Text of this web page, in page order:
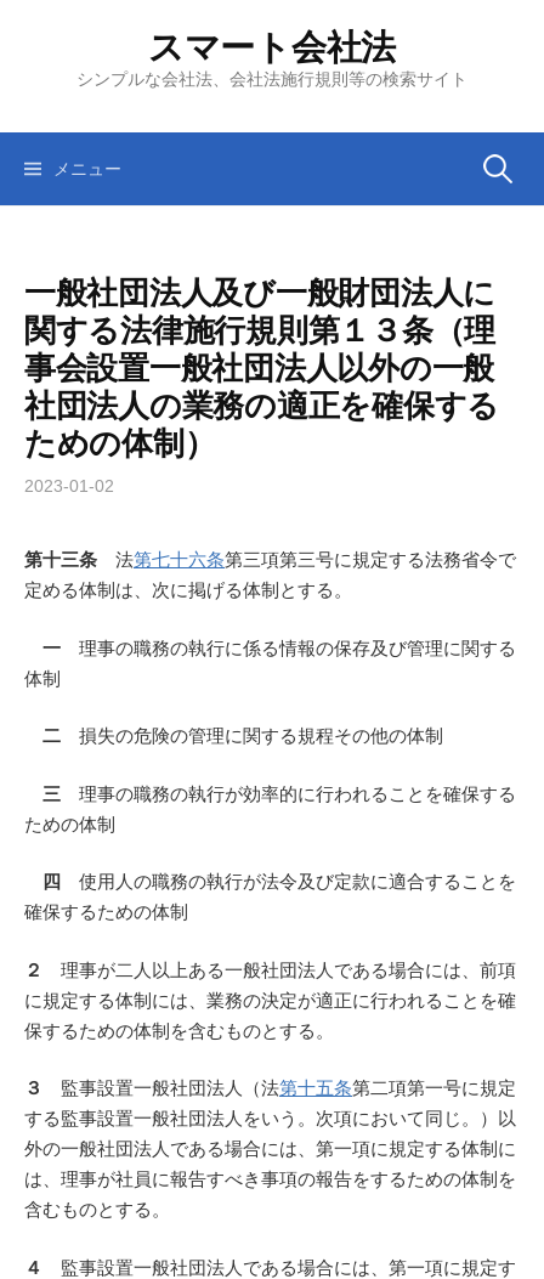
ツ
スマート会社法
シンプルな会社法、会社法施行規則等の検索サイト
メニュー 検
一般社団法人及び一般財団法人に
関する法律施行規則第１３条（理
事会設置一般社団法人以外の一般
社団法人の業務の適正を確保する
ための体制）
2023-01-02
第十三条 法第七十六条第三項第三号に規定する法務省令で
定める体制は、次に掲げる体制とする。
一 理事の職務の執行に係る情報の保存及び管理に関する
体制
二 損失の危険の管理に関する規程その他の体制
三 理事の職務の執行が効率的に行われることを確保する
ための体制
四 使用人の職務の執行が法令及び定款に適合することを
確保するための体制
２
理事が二人以上ある一般社団法人である場合には、前項
に規定する体制には、業務の決定が適正に行われることを確
保するための体制を含むものとする。
３ 監事設置一般社団法人（法第十五条第二項第一号に規定
する監事設置一般社団法人をいう。次項において同じ。）以
外の一般社団法人である場合には、第一項に規定する体制に
は、理事が社員に報告すべき事項の報告をするための体制を
含むものとする。
４
監事設置一般社団法人である場合には、第一項に規定す